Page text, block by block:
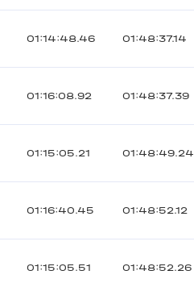
01:14:48.46 01:48:37.14
01:16:08.92 01:48:37.39
01:15:05.21 01:48:49.24
01:16:40.45 01:48:52.12
01:15:05.51 01:48:52.26